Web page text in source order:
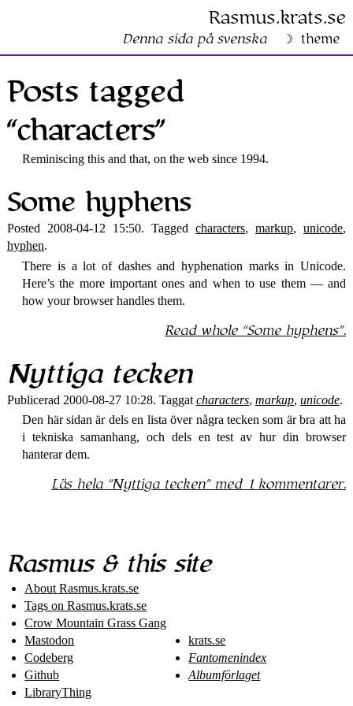
Rasmus​.krats​.se
Denna sida på svenska theme
Posts tagged
“characters”
Reminiscing this and that, on the web since 1994.
Some hyphens
Posted 2008-04-12 15:50. Taggedcharacters,markup,unicode,
hyphen.
There is a lot of dashes and hyphenation marks in Unicode.
Here’s the more important ones and when to use them — and
how your browser handles them.
Read whole Some hyphens .
Nyttiga tecken
Publicerad 2000-08-27 10:28. Taggat characters, markup, unicode.
Den här sidan är dels en lista över några tecken som är bra att ha
i tekniska samanhang, och dels en test av hur din browser
hanterar dem.
Läs hela Nyttiga tecken med 1 kommentarer.
Rasmus & this site
About Rasmus​.krats​.se
Tags on Rasmus​.krats​.se
Crow Mountain Grass Gang
Mastodon
Codeberg
Github
LibraryThing
krats.se
Fantomenindex
Albumförlaget